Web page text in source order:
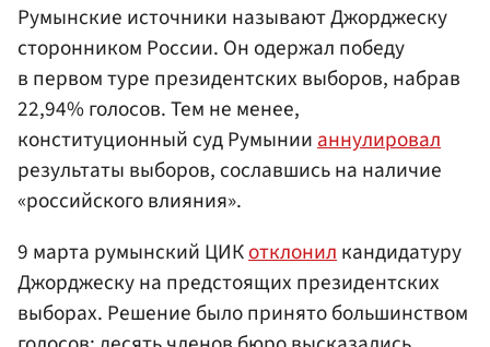
Румынские источники называют Джорджеску
сторонником России. Он одержал победу
в первом туре президентских выборов, набрав
22,94% голосов. Тем не менее,
конституционный суд Румыниианнулировал
результаты выборов, сославшись на наличие
«российского влияния».
9 марта румынский ЦИКотклонилкандидатуру
Джорджеску на предстоящих президентских
выборах. Решение было принято большинством